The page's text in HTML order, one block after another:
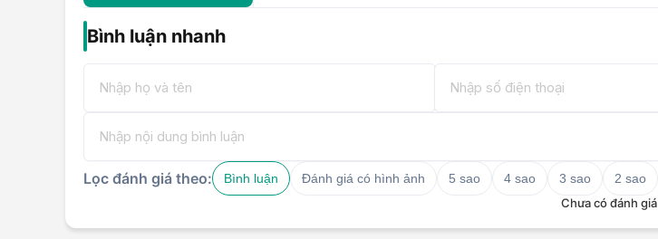
Bình luận nhanh
Lọc đánh giá theo: Bình luận Đánh giá có hình ảnh 5 sao 4 sao 3 sao 2 sao
Chưa có đánh giá